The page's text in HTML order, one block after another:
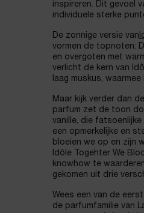
inspireren. Dit gevoel
individuele sterke
De zonnige versie van
vormen de topnoten:
en overgoten met
verlicht de kern van
laag muskus,
Maar kijk verder dan
parfum zet de toon
vanille, die
een opmerkelijke en
bloeien we op en zijn
Idôle Togehter We
knowhow te
gekomen uit drie
Wees een van de
de parfumfamilie van